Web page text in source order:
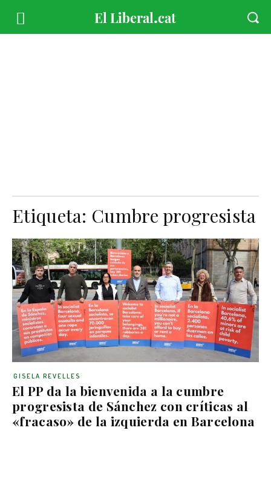
Etiqueta: Cumbre progresista
El PP da la bienvenida a la cumbre
progresista de Sánchez con críticas al
«fracaso» de la izquierda en Barcelona
GISELA REVELLES